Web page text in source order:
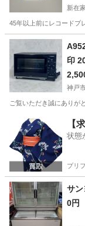
新在
45年以上前にレコードプ
兵庫 神戸市 新
印
り倶
神戸
ご覧いただき誠にありが
兵庫 神戸市 キ
【
状態
プリ
サン
0円